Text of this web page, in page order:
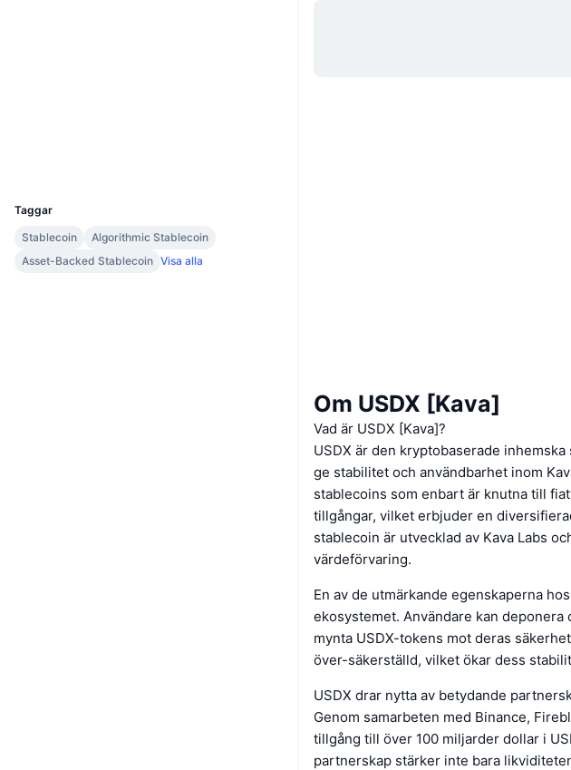
Taggar
Stablecoin
Algorithmic Stablecoin
Asset-Backed Stablecoin Visa alla
Om USDX [Kava]
Vad är USDX [Kava]?
USDX är den kryptobaserade
ge stabilitet och användbarhet inom
stablecoins som enbart är knutna till
tillgångar, vilket erbjuder en
stablecoin är utvecklad av Kava Labs
värdeförvaring.
En av de utmärkande egenskaperna
ekosystemet. Användare kan
mynta USDX-tokens mot deras
över-säkerställd, vilket ökar dess
USDX drar nytta av betydande
Genom samarbeten med Binance,
tillgång till över 100 miljarder dollar i
partnerskap stärker inte bara